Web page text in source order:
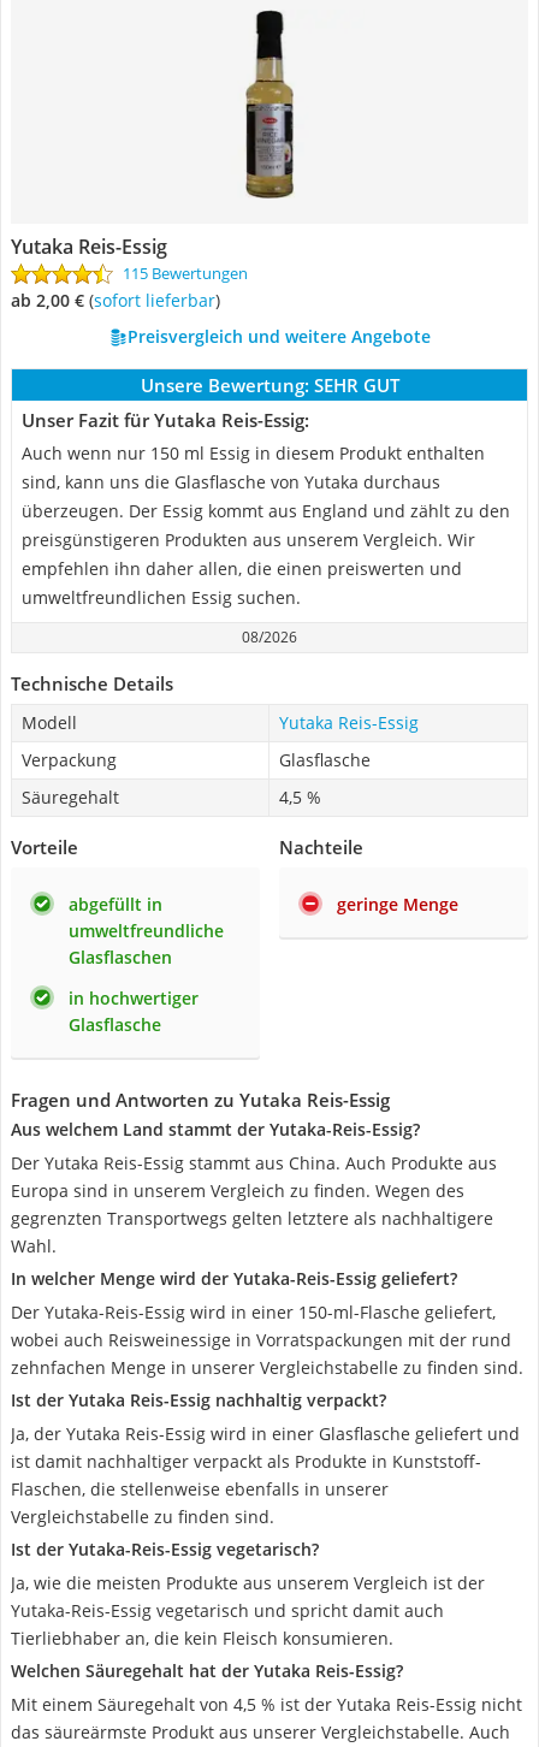
Yutaka Reis-Essig
115 Bewertungen
ab 2,00 € ( Sofort lieferbar)
Preisvergleich und weitere Angebote
Unsere Bewertung: SEHR GUT
Unser Fazit für Yutaka Reis-Essig:
Auch wenn nur 150 ml Essig in diesem Produkt enthalten
sind, kann uns die Glasflasche von Yutaka durchaus
überzeugen. Der Essig kommt aus England und zählt zu den
preisgünstigeren Produkten aus unserem Vergleich. Wir
empfehlen ihn daher allen, die einen preiswerten und
umweltfreundlichen Essig suchen.
08/2026
Technische Details
Modell
Yutaka Reis-Essig
Verpackung
Glasflasche
Säuregehalt
4,5 %
Vorteile
abgefüllt in
umweltfreundliche
Glasflaschen
in hochwertiger
Glasflasche
Nachteile
geringe Menge
Fragen und Antworten zu Yutaka Reis-Essig
Aus welchem Land stammt der Yutaka-Reis-Essig?
Der Yutaka Reis-Essig stammt aus China. Auch Produkte aus
Europa sind in unserem Vergleich zu finden. Wegen des
gegrenzten Transportwegs gelten letztere als nachhaltigere
Wahl.
In welcher Menge wird der Yutaka-Reis-Essig geliefert?
Der Yutaka-Reis-Essig wird in einer 150-ml-Flasche geliefert,
wobei auch Reisweinessige in Vorratspackungen mit der rund
zehnfachen Menge in unserer Vergleichstabelle zu finden sind.
Ist der Yutaka Reis-Essig nachhaltig verpackt?
Ja, der Yutaka Reis-Essig wird in einer Glasflasche geliefert und
ist damit nachhaltiger verpackt als Produkte in Kunststoff-
Flaschen, die stellenweise ebenfalls in unserer
Vergleichstabelle zu finden sind.
Ist der Yutaka-Reis-Essig vegetarisch?
Ja, wie die meisten Produkte aus unserem Vergleich ist der
Yutaka-Reis-Essig vegetarisch und spricht damit auch
Tierliebhaber an, die kein Fleisch konsumieren.
Welchen Säuregehalt hat der Yutaka Reis-Essig?
Mit einem Säuregehalt von 4,5 % ist der Yutaka Reis-Essig nicht
das säureärmste Produkt aus unserer Vergleichstabelle. Auch